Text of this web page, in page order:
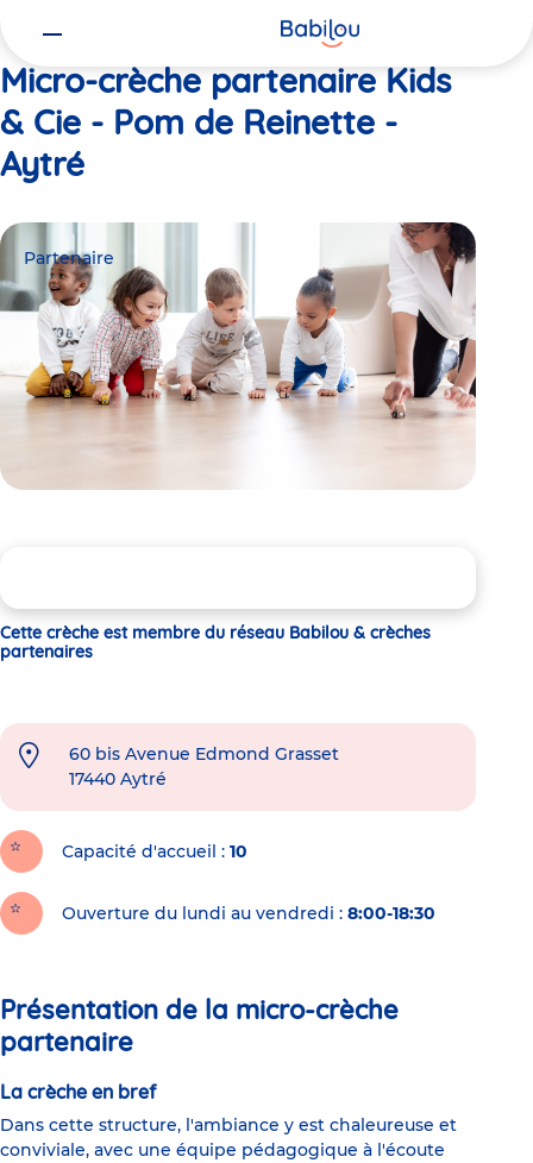
Micro-crèche partenaire Kids
& Cie - Pom de Reinette -
Aytré
Partenaire
Cette crèche est membre du réseau Babilou & crèches
partenaires
60 bis Avenue Edmond Grasset
17440 Aytré
Capacité d'accueil 10
Ouverture du lundi au vendredi : 8:00-18:30
Présentation de la micro-crèche
partenaire
La crèche en bref
Dans cette structure, l'ambiance y est chaleureuse et
conviviale, avec une équipe pédagogique à l'écoute